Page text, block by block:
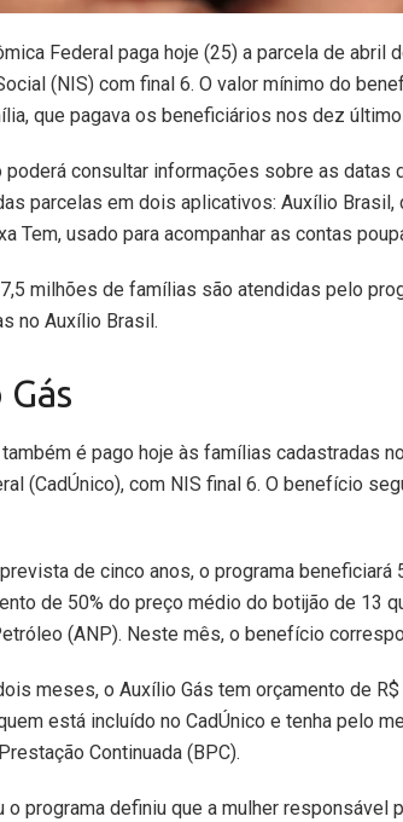
Federal paga hoje (25) a parcela de
(NIS) com final 6. O valor mínimo do
que pagava os beneficiários nos dez
poderá consultar informações sobre as datas
parcelas em dois aplicativos: Auxílio
Tem, usado para acompanhar as contas
milhões de famílias são atendidas pelo
no Auxílio Brasil.
é pago hoje às famílias cadastradas
(CadÚnico), com NIS final 6. O benefício
de cinco anos, o programa
de 50% do preço médio do botijão de 13
(ANP). Neste mês, o benefício
meses, o Auxílio Gás tem orçamento de
está incluído no CadÚnico e tenha pelo
Continuada (BPC).
o programa definiu que a mulher